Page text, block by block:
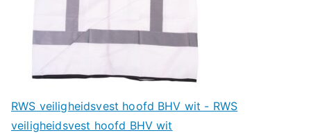
RWS veiligheidsvest hoofd BHV wit - RWS
veiligheidsvest hoofd BHV wit